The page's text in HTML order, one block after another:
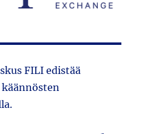
FILI edistää